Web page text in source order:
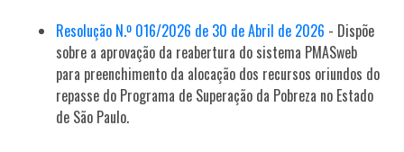
Resolução N.º 016/2026 de 30 de Abril de 2026 - Dispõe
sobre a aprovação da reabertura do sistema PMASweb
para preenchimento da alocação dos recursos oriundos do
repasse do Programa de Superação da Pobreza no Estado
de São Paulo.